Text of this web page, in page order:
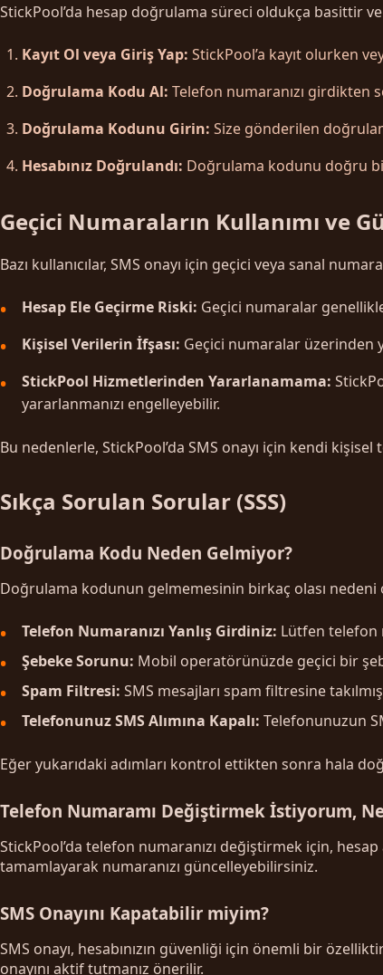
StickPool’da hesap doğrulama süreci oldukça basittir
Kayıt Ol veya Giriş Yap: StickPool’a kayıt olurken
Doğrulama Kodu Al: Telefon numaranızı girdikten
Doğrulama Kodunu Girin: Size gönderilen
Hesabınız Doğrulandı: Doğrulama kodunu doğru
Geçici Numaraların Kullanımı ve
Bazı kullanıcılar, SMS onayı için geçici veya sanal
Hesap Ele Geçirme Riski: Geçici numaralar
Kişisel Verilerin İfşası: Geçici numaralar üzerinden
StickPool Hizmetlerinden Yararlanamama:
yararlanmanızı engelleyebilir.
Bu nedenlerle, StickPool’da SMS onayı için kendi
Sıkça Sorulan Sorular (SSS)
Doğrulama Kodu Neden Gelmiyor?
Doğrulama kodunun gelmemesinin birkaç olası nedeni
Telefon Numaranızı Yanlış Girdiniz: Lütfen telefon
Şebeke Sorunu: Mobil operatörünüzde geçici bir
Spam Filtresi: SMS mesajları spam filtresine
Telefonunuz SMS Alımına Kapalı: Telefonunuzun
Eğer yukarıdaki adımları kontrol ettikten sonra hala
Telefon Numaramı Değiştirmek İstiyorum, Ne
StickPool’da telefon numaranızı değiştirmek için,
tamamlayarak numaranızı güncelleyebilirsiniz.
SMS Onayını Kapatabilir miyim?
SMS onayı, hesabınızın güvenliği için önemli bir
onayını aktif tutmanız önerilir.